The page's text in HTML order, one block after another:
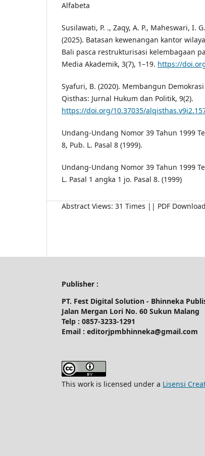
Alfabeta
Susilawati, P. ., Zaqy, A. P., Maheswari, I.
(2025). Batasan kewenangan kantor
Bali pasca restrukturisasi kelembagaan
Media Akademik, 3(7), 1–19. https://
Syafuri, B. (2020). Membangun
Qisthas: Jurnal Hukum dan Politik, 9(2).
https://doi.org/10.37035/
Undang-Undang Nomor 39 Tahun 1999
8, Pub. L. Pasal 8 (1999).
Undang-Undang Nomor 39 Tahun 1999
L. Pasal 1 angka 1 jo. Pasal 8. (1999)
Abstract Views: 31 Times || PDF
Publisher :
PT. Fest Digital Solution - Bhinneka
Jalan Mergan Lori No. 60 Sukun Malang
Telp : 0857-3233-1291
Email : editorjpmbhinneka@gmail.com
This work is licensed under a Lisensi